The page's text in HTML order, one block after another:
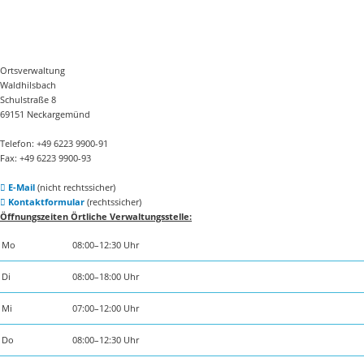
Ortsverwaltung
Waldhilsbach
Schulstraße 8
69151 Neckargemünd
Telefon: +49 6223 9900-91
Fax: +49 6223 9900-93
E-Mail(nicht rechtssicher)
Kontaktformular(rechtssicher)
Öffnungszeiten Örtliche Verwaltungsstelle:
Mo 08:00–12:30 Uhr
Di 08:00–18:00 Uhr
Mi 07:00–12:00 Uhr
Do 08:00–12:30 Uhr